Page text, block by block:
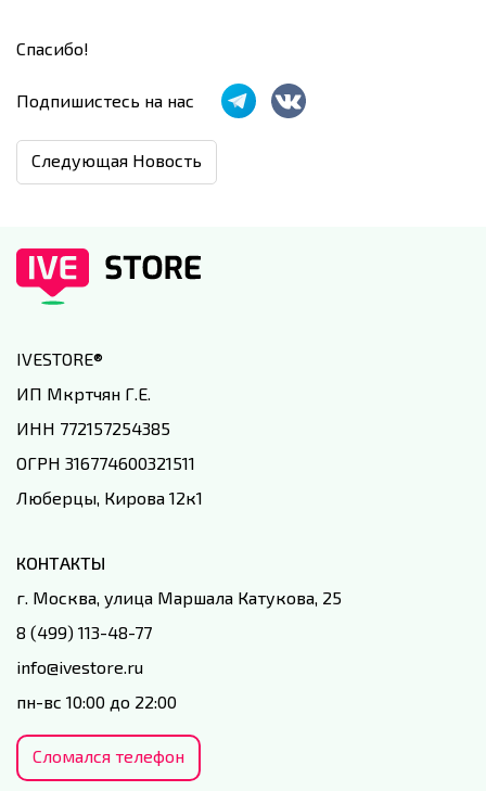
Спасибо!
Подпишистесь на нас
Следующая Новость
IVESTORE®
ИП Мкртчян Г.Е.
ИНН 772157254385
ОГРН 316774600321511
Люберцы, Кирова 12к1
КОНТАКТЫ
г. Москва, улица Маршала Катукова, 25
8 (499) 113-48-77
info@ivestore.ru
пн-вс 10:00 до 22:00
Сломался телефон